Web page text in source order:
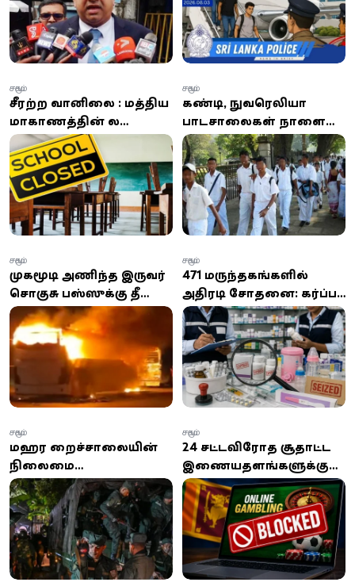
சந்தேகம்
கிளிநொச்சி சந்தேகநபர்
கைது!
சீரற்ற வானிலை : மத்திய
மாகாணத்தின் சில
பாடசாலைகளுக்கு
விடுமுறை வழங்க
அதிபர்களுக்கு அனுமதி
சமூகம்
கண்டி, நுவரெலியா
பாடசாலைகள் நாளை
மீண்டும்
திறக்கப்படுகின்றன
சமூகம்
முகமூடி அணிந்த இருவர்
சொகுசு பஸ்ஸுக்கு தீ
வைப்பு - நூலிழையில்
உயிர் தப்பிய சாரதி,
நடத்துநர்!
சமூகம்
471 மருந்தகங்களில்
அதிரடி சோதனை: கர்ப்ப
பரிசோதனை கருவிகள்,
குழந்தைகளுக்கான
தயாரிப்புகளிலும்
விதிமீறல்!
சமூகம்
மஹர சிறைச்சாலையின்
நிலைமை
கட்டுப்பாட்டுக்குள்
கொண்டுவரப்பட்டது -
பாதுகாப்பு அதிகாரிகள்
தெரிவிப்பு
சமூகம்
24 சட்டவிரோத சூதாட்ட
இணையதளங்களுக்கு
இலங்கையில் அதிரடித்
தடை!
சமூகம்